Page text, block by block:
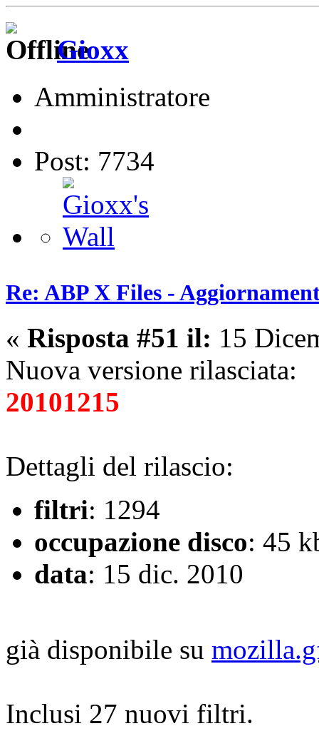
Gioxx
Amministratore
Post: 7734
Re: ABP X Files -
« Risposta #51 il: 15
Nuova versione rilasciata:
20101215
Dettagli del rilascio:
filtri: 1294
occupazione disco: 45
data: 15 dic. 2010
già disponibile su
Inclusi 27 nuovi filtri.